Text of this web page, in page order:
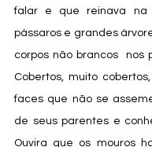
falar e que reinava
pássaros e grandes
corpos não brancos  nos
Cobertos, muito
faces que não se
de seus parentes e
Ouvira que os mouros